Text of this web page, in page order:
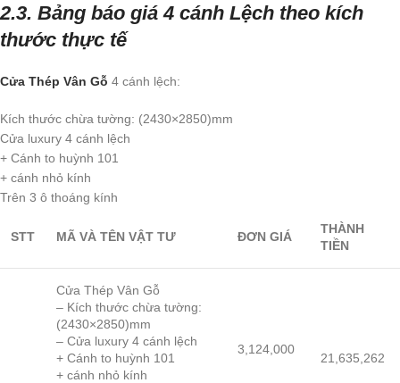
2.3. Bảng báo giá 4 cánh Lệch theo kích
thước thực tế
Cửa Thép Vân Gỗ 4 cánh lệch:
Kích thước chừa tường: (2430×2850)mm
Cửa luxury 4 cánh lệch
+ Cánh to huỳnh 101
+ cánh nhỏ kính
Trên 3 ô thoáng kính
STT MÃ VÀ TÊN VẬT TƯ ĐƠN GIÁ
THÀNH
TIỀN
Cửa Thép Vân Gỗ
– Kích thước chừa tường:
(2430×2850)mm
– Cửa luxury 4 cánh lệch
+ Cánh to huỳnh 101
+ cánh nhỏ kính
3,124,000
21,635,262